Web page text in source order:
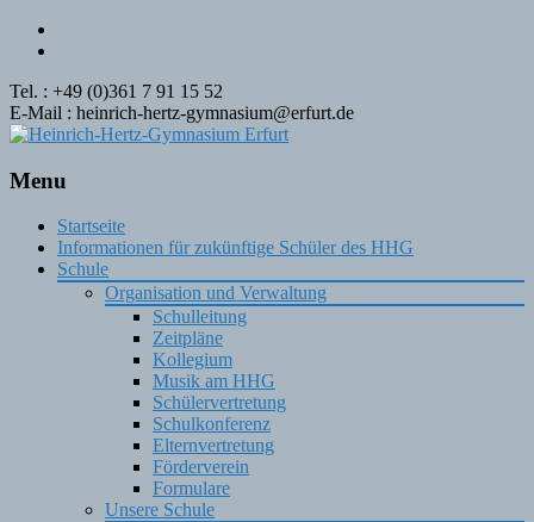
Tel. : +49 (0)361 7 91 15 52
E-Mail : heinrich-hertz-gymnasium@erfurt.de
Menu
Skip
content
Startseite
Informationen für zukünftige Schüler des HHG
Schule
Organisation und Verwaltung
Schulleitung
Zeitpläne
Kollegium
Musik am HHG
Schülervertretung
Schulkonferenz
Elternvertretung
Förderverein
Formulare
Unsere Schule